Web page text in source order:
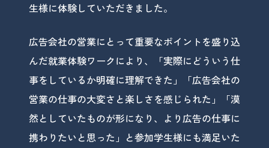
生様に体験していただきました。
広告会社の営業にとって重要なポイントを盛り込
んだ就業体験ワークにより、「実際にどういう仕
事をしているか明確に理解できた」「広告会社の
営業の仕事の大変さと楽しさを感じられた」「漠
然としていたものが形になり、より広告の仕事に
携わりたいと思った」と参加学生様にも満足いた